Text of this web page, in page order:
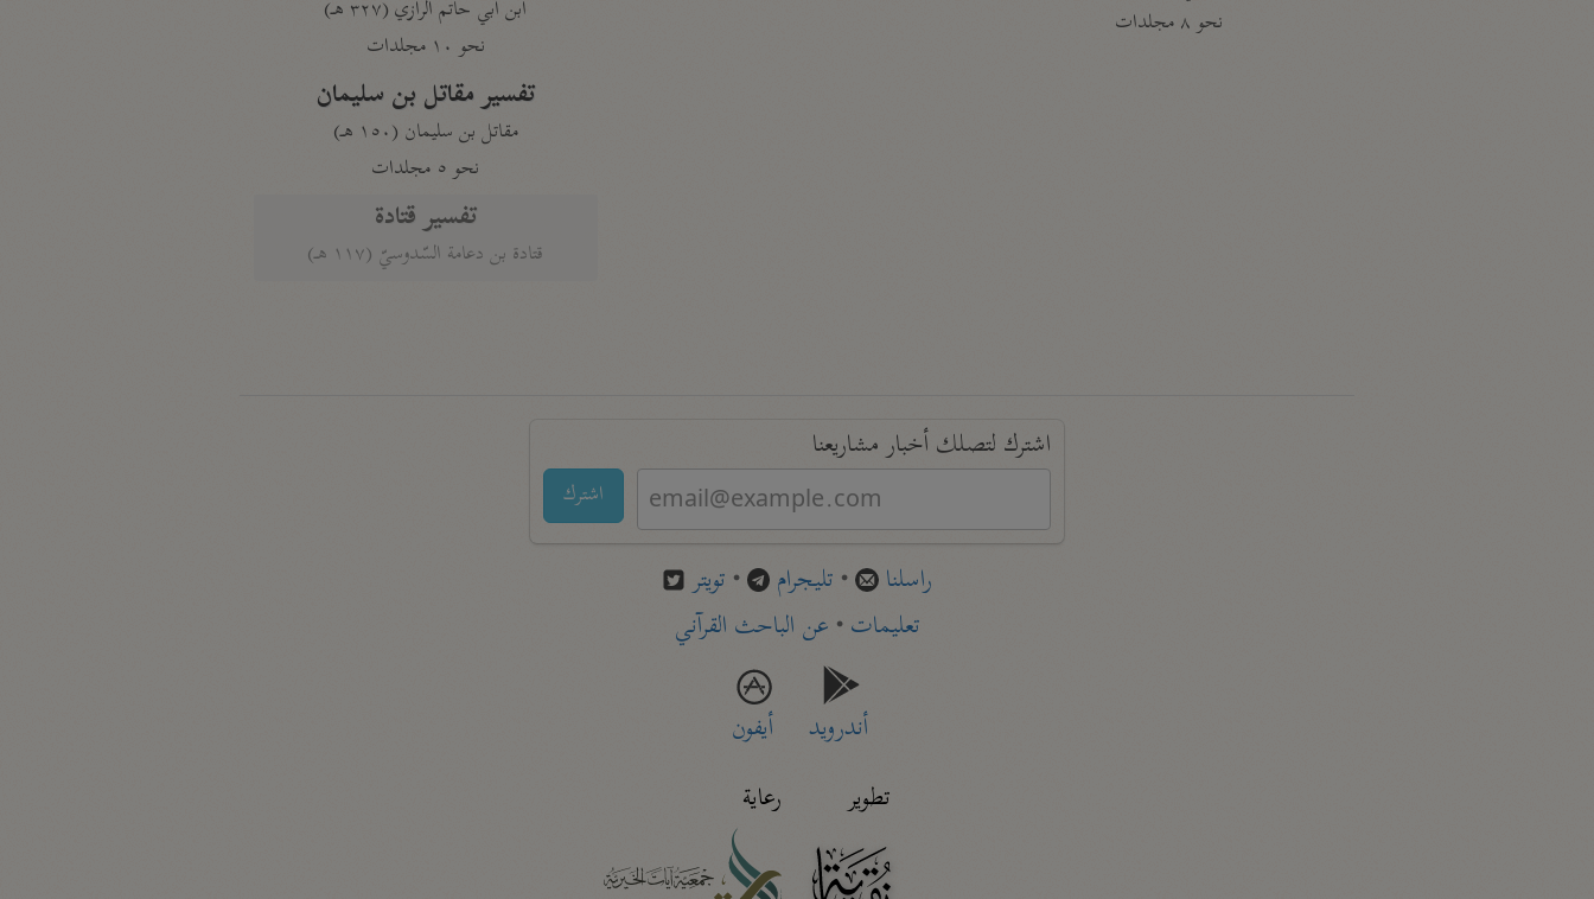
نحو ٨ مجلدات
ابن أبي حاتم الرازي (٣٢٧ هـ)
نحو ١٠ مجلدات
تفسير مقاتل بن سليمان
مقاتل بن سليمان (١٥٠ هـ)
نحو ٥ مجلدات
تفسير قتادة
قتادة بن دعامة السّدوسيّ (١١٧ هـ)
اشترك لتصلك أخبار مشاريعنا
اشترك
راسلنا • تليجرام • تويتر
تعليمات• عن الباحث القرآني
أندرويد
أيفون
تطوير
رعاية